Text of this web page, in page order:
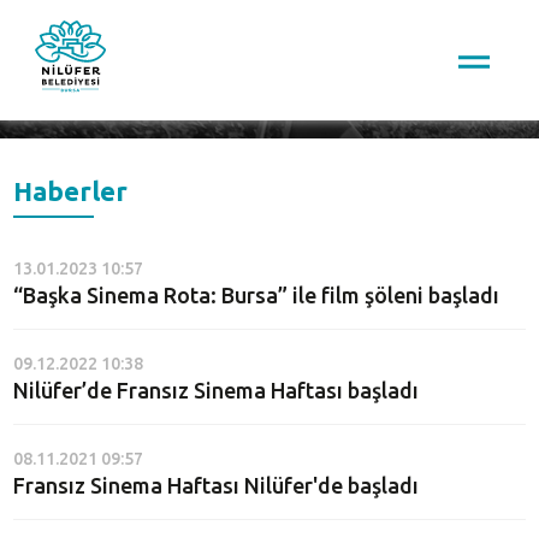
Haberler
13.01.2023 10:57
“Başka Sinema Rota: Bursa” ile film şöleni başladı
09.12.2022 10:38
Nilüfer’de Fransız Sinema Haftası başladı
08.11.2021 09:57
Fransız Sinema Haftası Nilüfer'de başladı